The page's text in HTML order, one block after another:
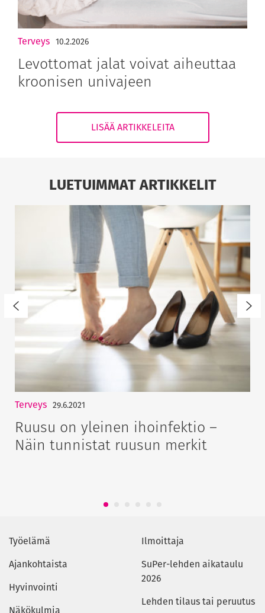
Terveys 10.2.2026
Levottomat jalat voivat aiheuttaa
kroonisen univajeen
LISÄÄ ARTIKKELEITA
LUETUIMMAT ARTIKKELIT
Terveys 29.6.2021
Ruusu on yleinen ihoinfektio –
Näin tunnistat ruusun merkit
1
Työelämä
Ajankohtaista
Hyvinvointi
Ilmoittaja
SuPer-lehden aikataulu
2026
Lehden tilaus tai peruutus